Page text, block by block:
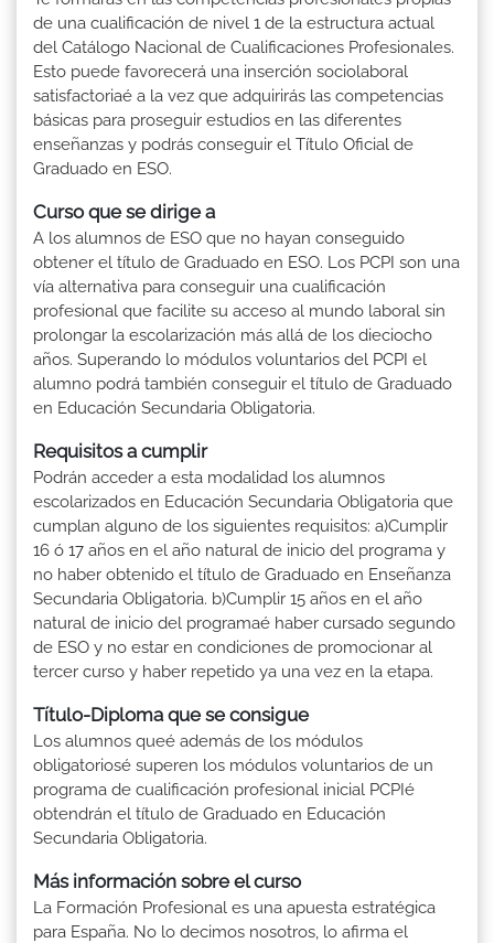
de una cualificación de nivel 1 de la estructura actual
del Catálogo Nacional de Cualificaciones Profesionales.
Esto puede favorecerá una inserción sociolaboral
satisfactoriaé a la vez que adquirirás las competencias
básicas para proseguir estudios en las diferentes
enseñanzas y podrás conseguir el Título Oficial de
Graduado en ESO.
Curso que se dirige a
A los alumnos de ESO que no hayan conseguido
obtener el título de Graduado en ESO. Los PCPI son una
vía alternativa para conseguir una cualificación
profesional que facilite su acceso al mundo laboral sin
prolongar la escolarización más allá de los dieciocho
años. Superando lo módulos voluntarios del PCPI el
alumno podrá también conseguir el título de Graduado
en Educación Secundaria Obligatoria.
Requisitos a cumplir
Podrán acceder a esta modalidad los alumnos
escolarizados en Educación Secundaria Obligatoria que
cumplan alguno de los siguientes requisitos: a)Cumplir
16 ó 17 años en el año natural de inicio del programa y
no haber obtenido el título de Graduado en Enseñanza
Secundaria Obligatoria. b)Cumplir 15 años en el año
natural de inicio del programaé haber cursado segundo
de ESO y no estar en condiciones de promocionar al
tercer curso y haber repetido ya una vez en la etapa.
Título-Diploma que se consigue
Los alumnos queé además de los módulos
obligatoriosé superen los módulos voluntarios de un
programa de cualificación profesional inicial PCPIé
obtendrán el título de Graduado en Educación
Secundaria Obligatoria.
Más información sobre el curso
La Formación Profesional es una apuesta estratégica
para España. No lo decimos nosotros, lo afirma el